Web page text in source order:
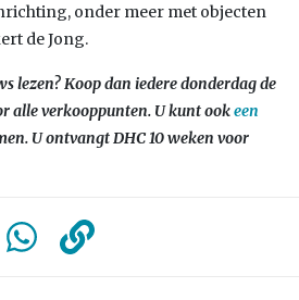
onder meer met objecten
de Jong.
lezen? Koop dan iedere donderdag de
alle verkooppunten. U kunt ookeen
U ontvangt DHC 10 weken voor